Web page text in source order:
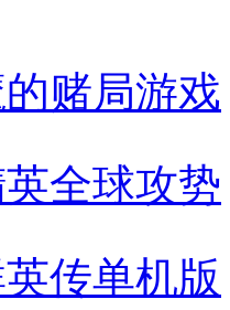
赌局游戏
全球攻势
传单机版